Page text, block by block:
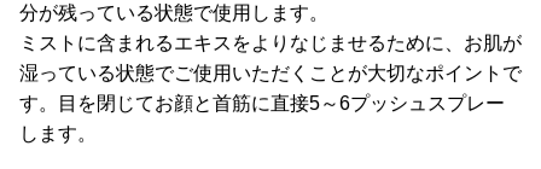
分が残っている状態で使用します。
ミストに含まれるエキスをよりなじませるために、お肌が
湿っている状態でご使用いただくことが大切なポイントで
す。目を閉じてお顔と首筋に直接5～6プッシュスプレー
します。